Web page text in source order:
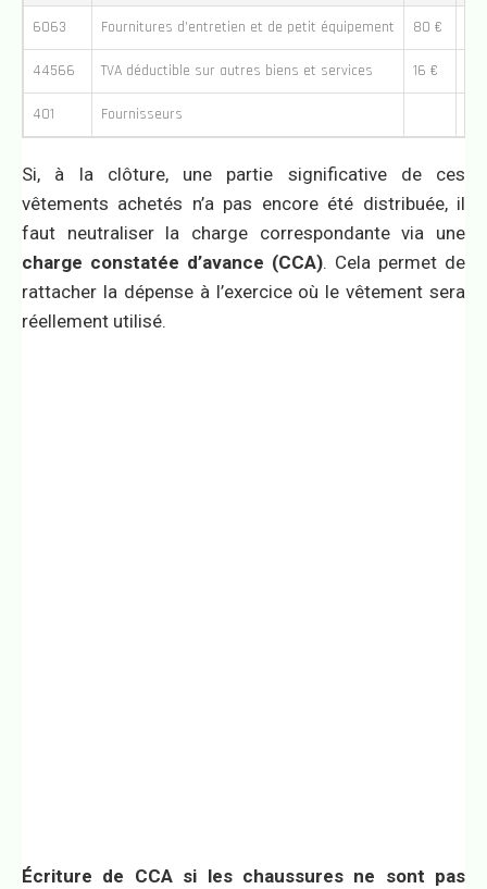
6063 Fournitures d’entretien et de petit équipement 80 €
44566 TVA déductible sur autres biens et services 16 €
401 Fournisseurs
Si, à la clôture, une partie significative de ces
vêtements achetés n’a pas encore été distribuée, il
faut neutraliser la charge correspondante via une
charge constatée d’avance (CCA). Cela permet de
rattacher la dépense à l’exercice où le vêtement sera
réellement utilisé.
Écriture de CCA si les chaussures ne sont pas